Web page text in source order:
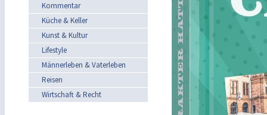
Kommentar
Küche & Keller
Kunst & Kultur
Lifestyle
Männerleben & Vaterleben
Reisen
Wirtschaft & Recht